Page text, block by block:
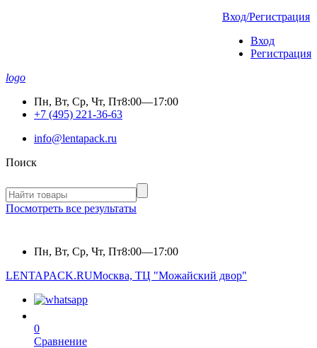
Вход/Регистрация
Вход
Регистрация
logo
Пн, Вт, Ср, Чт, Пт8:00—17:00
+7 (495) 221-36-63
info@lentapack.ru
Поиск
Посмотреть все результаты
Пн, Вт, Ср, Чт, Пт8:00—17:00
LENTAPACK.RUМосква, ТЦ "Можайский двор"
0
Сравнение